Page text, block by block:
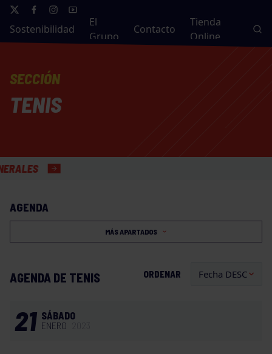
Sostenibilidad
El
Grupo
Contacto
Tienda
Online
SECCIÓN
TENIS
AGENDA
MÁS APARTADOS
AGENDA DE TENIS ORDENAR
21 SÁBADO
ENERO